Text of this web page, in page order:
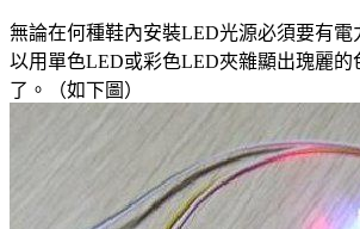
無論在何種鞋內安裝LED光源必須要有
以用單色LED或彩色LED夾雜顯出瑰麗
了。（如下圖）